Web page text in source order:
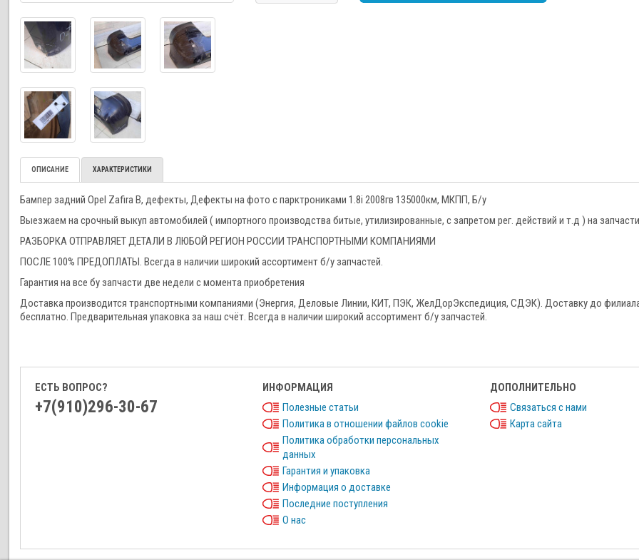
ОПИСАНИЕ ХАРАКТЕРИСТИКИ
Бампер задний Opel Zafira B, дефекты, Дефекты на фото с парктрониками 1.8i 2008гв 135000км, МКПП, Б/у
Выезжаем на срочный выкуп автомобилей ( импортного производства битые, утилизированные, с запретом рег. действий и т.д ) на
РАЗБОРКА ОТПРАВЛЯЕТ ДЕТАЛИ В ЛЮБОЙ РЕГИОН РОССИИ ТРАНСПОРТНЫМИ КОМПАНИЯМИ
ПОСЛЕ 100% ПРЕДОПЛАТЫ. Всегда в наличии широкий ассортимент б/у запчастей.
Гарантия на все бу запчасти две недели с момента приобретения
Доставка производится транспортными компаниями (Энергия, Деловые Линии, КИТ, ПЭК, ЖелДорЭкспедиция, СДЭК). Доставку до
бесплатно. Предварительная упаковка за наш счёт. Всегда в наличии широкий ассортимент б/у запчастей.
ЕСТЬ ВОПРОС?
+7(910)296-30-67
ИНФОРМАЦИЯ
Полезные статьи
Политика в отношении файлов cookie
Политика обработки персональных
данных
Гарантия и упаковка
Информация о доставке
Последние поступления
О нас
ДОПОЛНИТЕЛЬНО
Связаться с нами
Карта сайта